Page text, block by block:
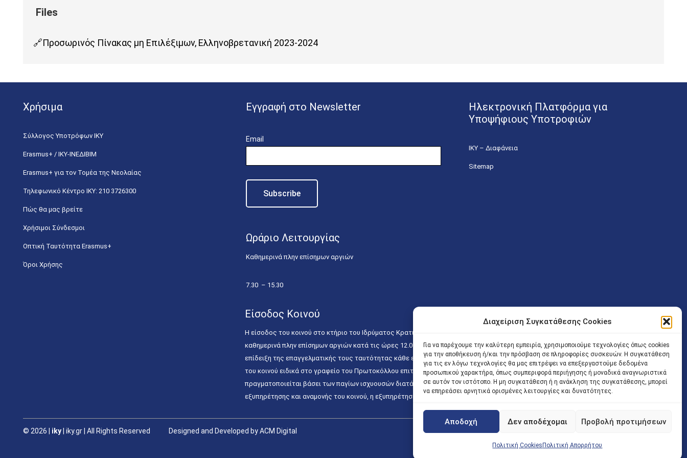
Διαχείριση Συγκατάθεσης Cookies
Για να παρέχουμε την καλύτερη εμπειρία, χρησιμοποιούμε τεχνολογίες όπως cookies
για την αποθήκευση ή/και την πρόσβαση σε πληροφορίες συσκευών. Η συγκατάθεση
για τις εν λόγω τεχνολογίες θα μας επιτρέψει να επεξεργαστούμε δεδομένα
προσωπικού χαρακτήρα, όπως συμπεριφορά περιήγησης ή μοναδικά αναγνωριστικά
σε αυτόν τον ιστότοπο. Η μη συγκατάθεση ή η ανάκληση της συγκατάθεσης, μπορεί
να επηρεάσει αρνητικά ορισμένες λειτουργίες και δυνατότητες.
Αποδοχή Δεν αποδέχομαι Προβολή προτιμήσεων
Πολιτική Cookies Πολιτική Απορρήτου
Προσωρινός Πίνακας μη Επιλέξιμων, Ελληνοβρετανική 2023-2024
Χρήσιμα
Σύλλογος Υποτρόφων ΙΚΥ
Erasmus+ / ΙΚΥ-ΙΝΕΔΙΒΙΜ
Erasmus+ για τον Τομέα της Νεολαίας
Τηλεφωνικό Κέντρο IKY: 210 3726300
Πώς θα μας βρείτε
Χρήσιμοι Σύνδεσμοι
Οπτική Ταυτότητα Erasmus+
Όροι Χρήσης
Εγγραφή στο Newsletter
Email
Ωράριο Λειτουργίας
Καθημερινά πλην επίσημων αργιών
7.30 – 15.30
Ηλεκτρονική Πλατφόρμα για
Υποψήφιους Υποτροφιών
ΙΚΥ – Διαφάνεια
Sitemap
Είσοδος Κοινού
Η είσοδος του κοινού στο κτήριο του Ιδρύματος Κρατικών Υποτροφιών (Λ. Εθνικής Αντιστάσεως 41 T.K.14234 Νέα Ιωνία), επιτρέπεται
καθημερινά πλην επίσημων αργιών κατά τις ώρες 12.00 – 15.00. Η είσοδος των Δικηγόρων στο κτήριο επιτρέπεται ελεύθερα με την
επίδειξη της επαγγελματικής τους ταυτότητας κάθε εργάσιμη ημέρα και ώρα χωρίς κανέναν χρονικό ή άλλο περιορισμό. Η είσοδος
του κοινού ειδικά στο γραφείο του Πρωτοκόλλου επιτρέπεται καθημερινά κατά τις ώρες 9.00 – 15.00. Η εξυπηρέτηση του κοινού
πραγματοποιείται βάσει των παγίων ισχυουσών διατάξεων. Για την αποφυγή συνωστισμού εντός του εσωτερικού χώρου
εξυπηρέτησης και αναμονής του κοινού, η εξυπηρέτησή του δύναται να πραγματοποιείται κατόπιν προγραμματισμένου ραντεβού.
© 2026 | iky| iky.gr | All Rights Reserved Designed and Developed by ACM Digital